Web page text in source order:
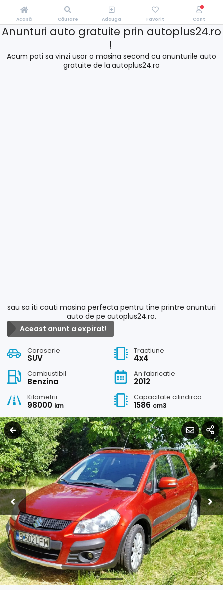
Anunturi auto gratuite prin autoplus24.ro
!
Acum poti sa vinzi usor o masina second cu anunturile auto
gratuite de la autoplus24.ro
sau sa iti cauti masina perfecta pentru tine printre anunturi
auto de pe autoplus24.ro.
Aceast anunt a expirat!
Caroserie
SUV
Tractiune
4x4
Combustibil
Benzina
An fabricatie
2012
Kilometrii
98000 km
Capacitate cilindirca
1586 cm3
Acasă Căutare Adauga Favorit Cont